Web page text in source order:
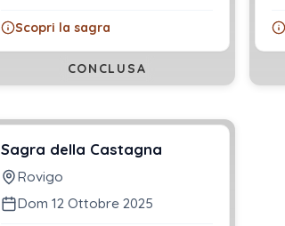
Scopri la sagra
CONCLUSA
Sagra della Castagna
Rovigo
Dom 12 Ottobre 2025